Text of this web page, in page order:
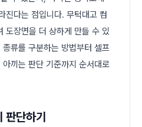
진다는 점입니다. 무턱대고 컴
도장면을 더 상하게 만들 수 있
류를 구분하는 방법부터 셀프
끼는 판단 기준까지 순서대로
판단하기